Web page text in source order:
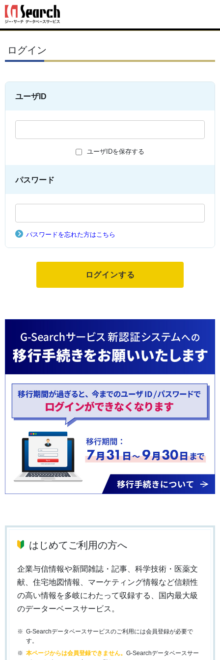
ログイン
ユーザID
ユーザIDを保存する
パスワード
パスワードを忘れた方はこちら
はじめてご利用の方へ
企業与信情報や新聞雑誌・記事、科学技術・医薬文
献、住宅地図情報、マーケティング情報など信頼性
の高い情報を多岐にわたって収録する、国内最大級
のデーターベースサービス。
G-Searchデータベースサービスのご利用には会員登録が必要で
す。
本ページからは会員登録できません。 G-Searchデータベースサー